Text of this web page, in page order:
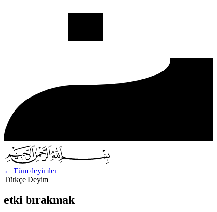
← Tüm deyimler
Türkçe Deyim
etki bırakmak